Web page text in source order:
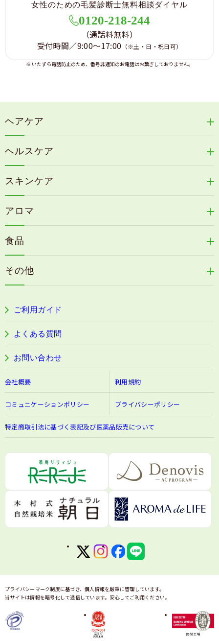
女性のための毛髪診断士無料相談ダイヤル
0120-218-244
（通話料無料）
受付時間／9:00～17:00 （※土・日・祝日可）
※ いたずら電話防止のため、番号非通知のお電話はお繋ぎしておりません。
ヘアケア
冷感育毛エッセンス
リリィジュミスト
リリィジュサプリ
毛歓
ヘアケアその他
ヘルスケア
天の葉健康緑茶
カイアポシリーズ
速感伝統香醋
古家のにんにく
目の疲労感・首肩に感じる負担緩和サプリ
阿波晩茶
スキンケア
うる肌箋
フェミールホワイトNKB
アロマ
浦上式アロマシリーズ
色彩マスク
食品
その他
ご利用ガイド
よくある質問
お問い合わせ
会社概要 利用規約
コミュニケーションポリシー プライバシーポリシー
特定商取引法に基づく表記及び医薬品販売について
プライバシーマーク制度に基づき、個人情報を厳重に管理しています。
当サイトは情報を暗号化して通信しています。安心してご利用ください。